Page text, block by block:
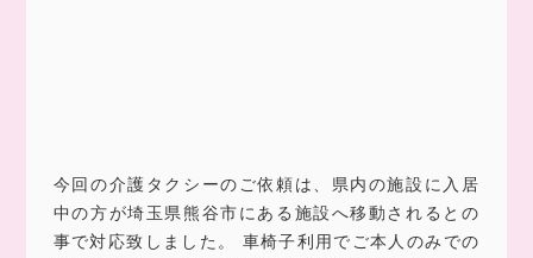
今回の介護タクシーのご依頼は、県内の施設に入居
中の方が埼玉県熊谷市にある施設へ移動されるとの
事で対応致しました。 車椅子利用でご本人のみでの